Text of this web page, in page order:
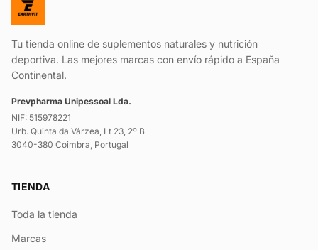
Tu tienda online de suplementos naturales y nutrición
deportiva. Las mejores marcas con envío rápido a España
Continental.
Prevpharma Unipessoal Lda.
NIF: 515978221
Urb. Quinta da Várzea, Lt 23, 2º B
3040-380 Coimbra, Portugal
TIENDA
Toda la tienda
Marcas